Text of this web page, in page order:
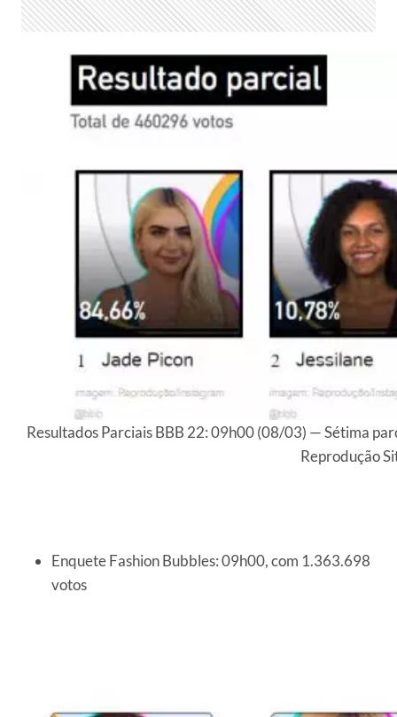
Resultados Parciais BBB 22: 09h00 (08/03) — Sétima
Reprodução
Enquete Fashion Bubbles: 09h00, com 1.363.698
votos